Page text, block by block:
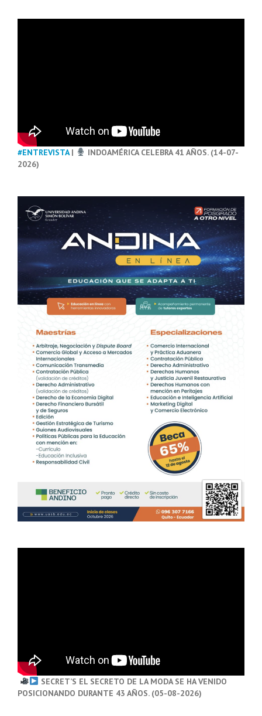
#ENTREVISTA|
INDOAMÉRICA CELEBRA 41 AÑOS. (14-07-
2026)
SECRET’S EL SECRETO DE LA MODA SE HA VENIDO
POSICIONANDO DURANTE 43 AÑOS. (05-08-2026)